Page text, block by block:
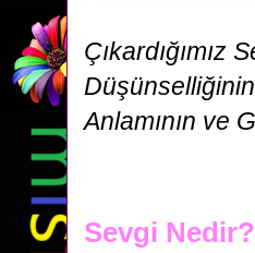
Çıkardığımız
Anlamının ve
Sevgi